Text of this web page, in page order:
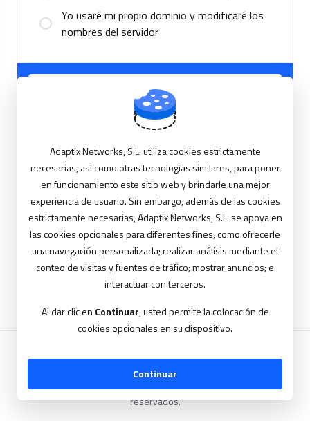
Yo usaré mi propio dominio y modificaré los
nombres del servidor
Comprobar
reservados.
Adaptix Networks, S.L. utiliza cookies estrictamente
necesarias, así como otras tecnologías similares, para poner
en funcionamiento este sitio web y brindarle una mejor
experiencia de usuario. Sin embargo, además de las cookies
estrictamente necesarias, Adaptix Networks, S.L. se apoya en
las cookies opcionales para diferentes fines, como ofrecerle
una navegación personalizada; realizar análisis mediante el
conteo de visitas y fuentes de tráfico; mostrar anuncios; e
interactuar con terceros.
Al dar clic en Continuar, usted permite la colocación de
cookies opcionales en su dispositivo.
Continuar